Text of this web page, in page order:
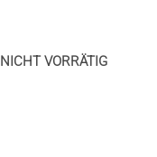
NICHT VORRÄTIG